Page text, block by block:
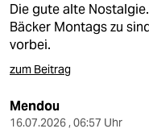
Die gute alte
Bäcker Montags zu
vorbei.
zum Beitrag
Mendou
16.07.2026 , 06:57 Uhr